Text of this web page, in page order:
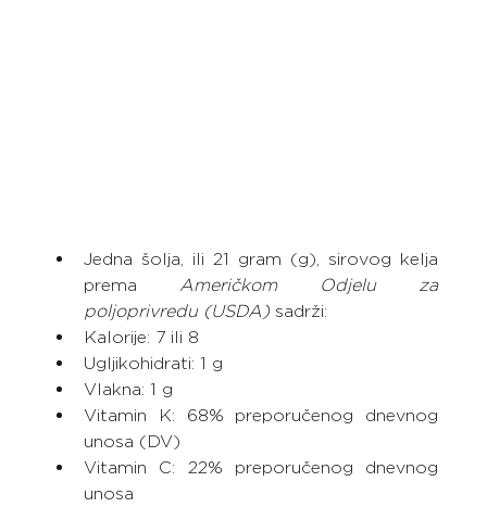
Jedna šolja, ili 21 gram (g), sirovog kelja
prema Američkom Odjelu za
poljoprivredu (USDA) sadrži:
Kalorije: 7 ili 8
Ugljikohidrati: 1 g
Vlakna: 1 g
Vitamin K: 68% preporučenog dnevnog
unosa (DV)
Vitamin C: 22% preporučenog dnevnog
unosa